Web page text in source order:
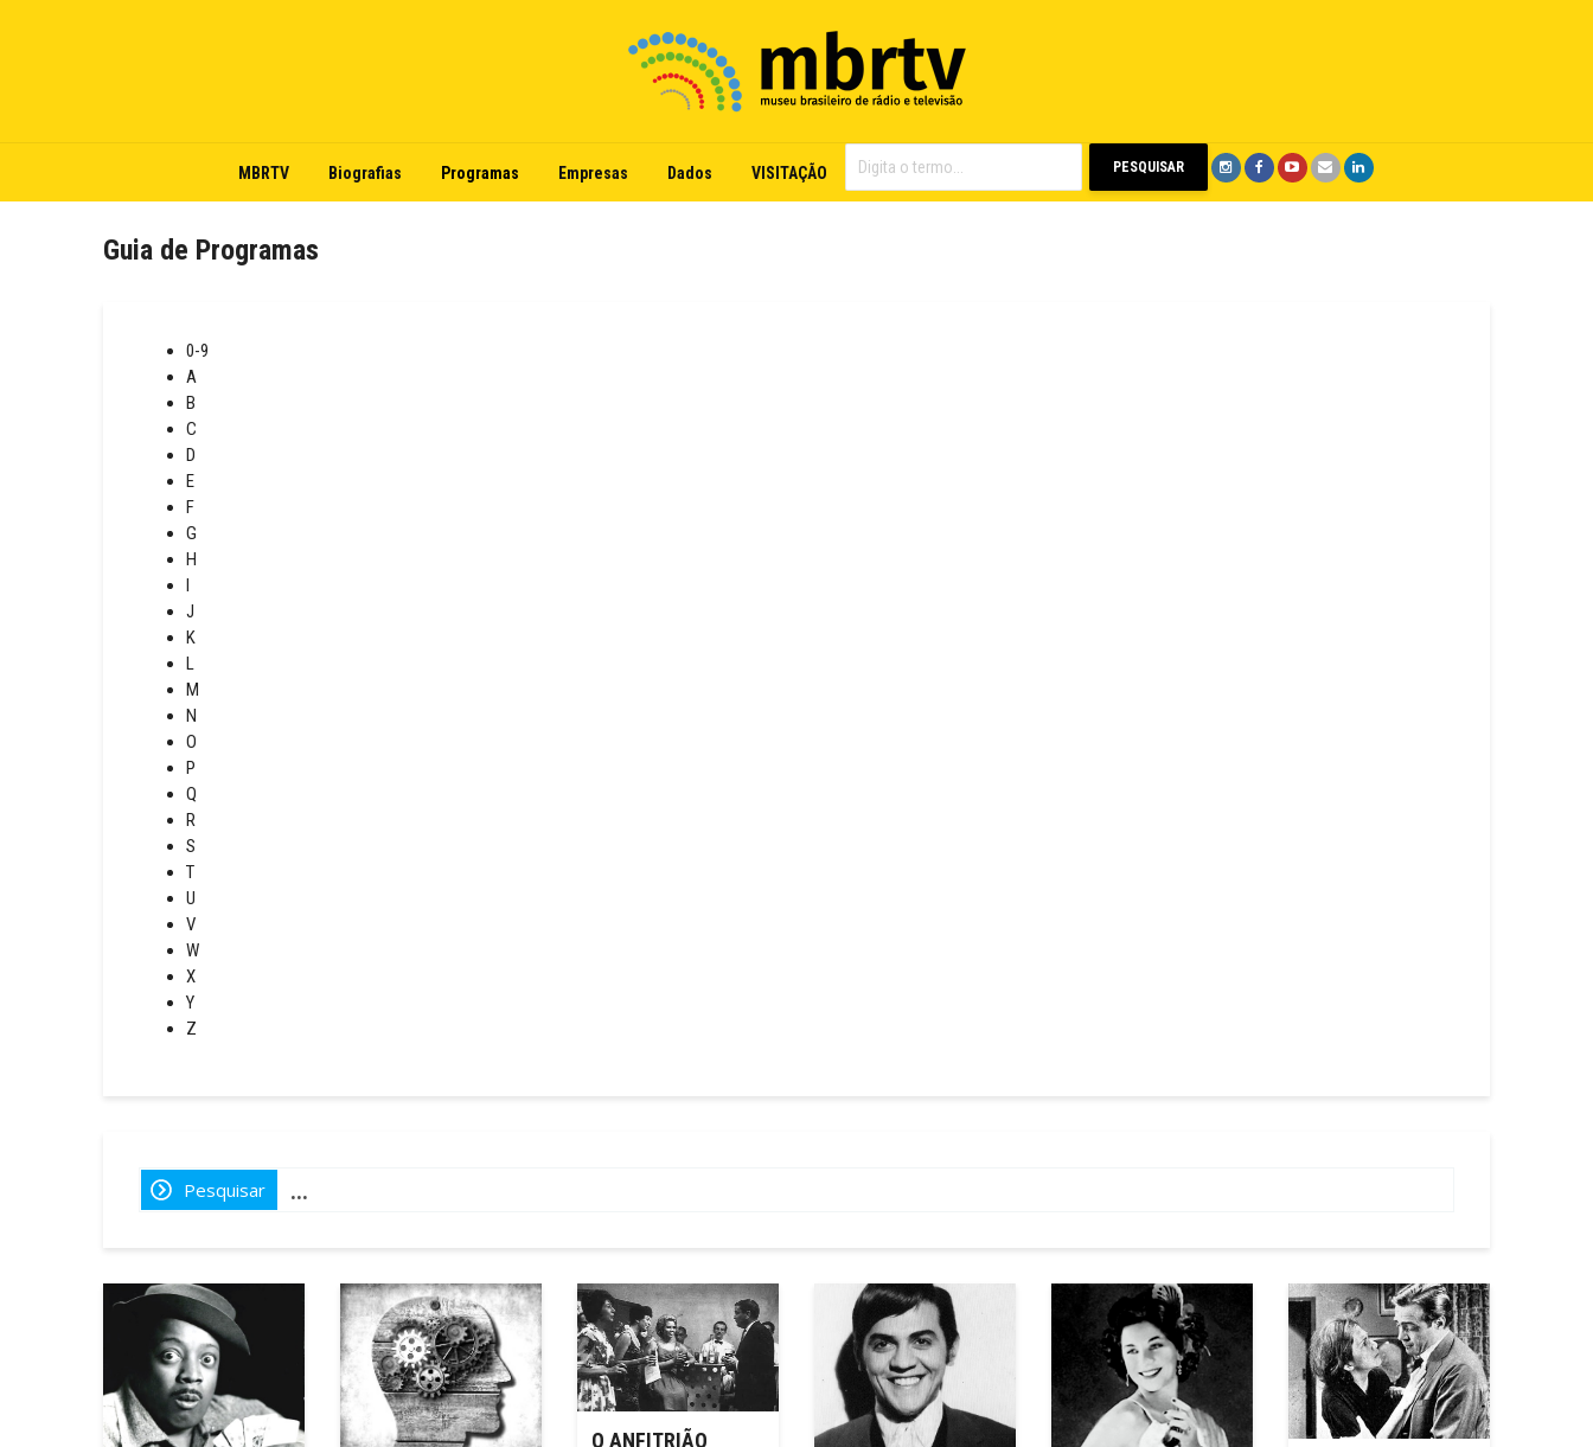
MBRTV Biografias Programas Empresas Dados VISITAÇÃO PESQUISAR
Guia de Programas
0-9
A
B
C
D
E
F
G
H
I
J
K
L
M
N
O
P
Q
R
S
T
U
V
W
X
Y
Z
Pesquisar
O ANFITRIÃO